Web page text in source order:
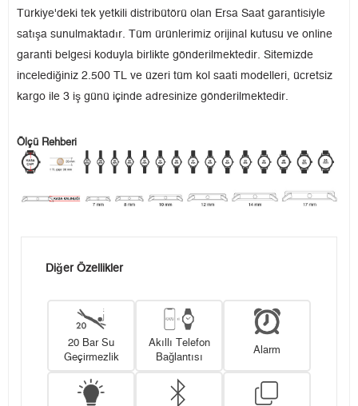
Türkiye'deki tek yetkili distribütörü olan Ersa Saat garantisiyle
satışa sunulmaktadır. Tüm ürünlerimiz orijinal kutusu ve online
garanti belgesi koduyla birlikte gönderilmektedir. Sitemizde
incelediğiniz 2.500 TL ve üzeri tüm kol saati modelleri, ücretsiz
kargo ile 3 iş günü içinde adresinize gönderilmektedir.
Ölçü Rehberi
Diğer Özellikler
20 Bar Su
Geçirmezlik
Akıllı Telefon
Bağlantısı
Alarm